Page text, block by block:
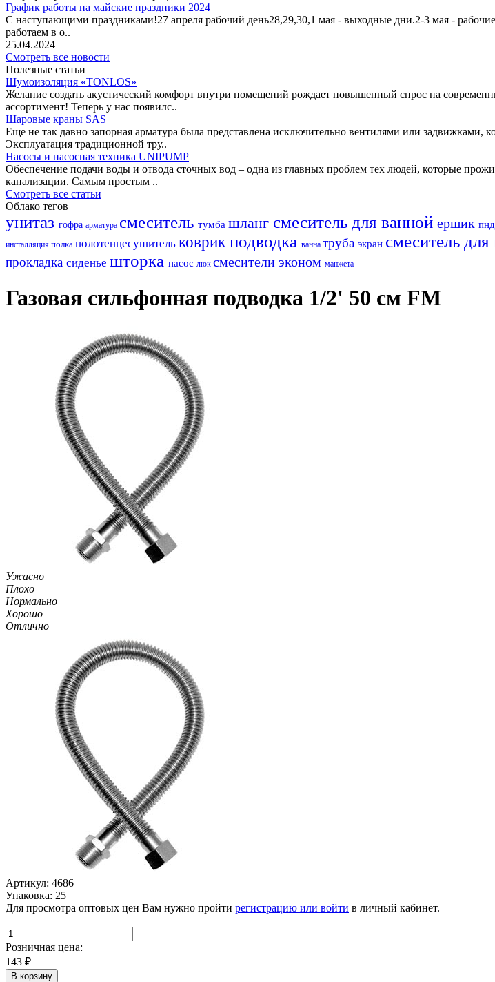
График работы на майские праздники 2024
С наступающими праздниками!27 апреля рабочий день28,29,30,1 мая - выходные дни.2-3 мая -
работаем в о..
25.04.2024
Смотреть все новости
Полезные статьи
Шумоизоляция «TONLOS»
Желание создать акустический комфорт внутри помещений рождает повышенный спрос на
ассортимент! Теперь у нас появилс..
Шаровые краны SAS
Еще не так давно запорная арматура была представлена исключительно вентилями или
Эксплуатация традиционной тру..
Насосы и насосная техника UNIPUMP
Обеспечение подачи воды и отвода сточных вод – одна из главных проблем тех людей, которые
канализации. Самым простым ..
Смотреть все статьи
Облако тегов
унитаз гофра арматура смеситель тумба шланг смеситель для ванной ершик пнд
инсталляция полка полотенцесушитель коврик подводка ванна труба экран смеситель
прокладка сиденье шторка насос люк смесители эконом манжета
Газовая сильфонная подводка 1/2' 50 см FM
Ужасно
Плохо
Нормально
Хорошо
Отлично
Артикул: 4686
Упаковка: 25
Для просмотра оптовых цен Вам нужно пройти регистрацию или войти в личный кабинет.
Розничная цена:
143 ₽
В корзину